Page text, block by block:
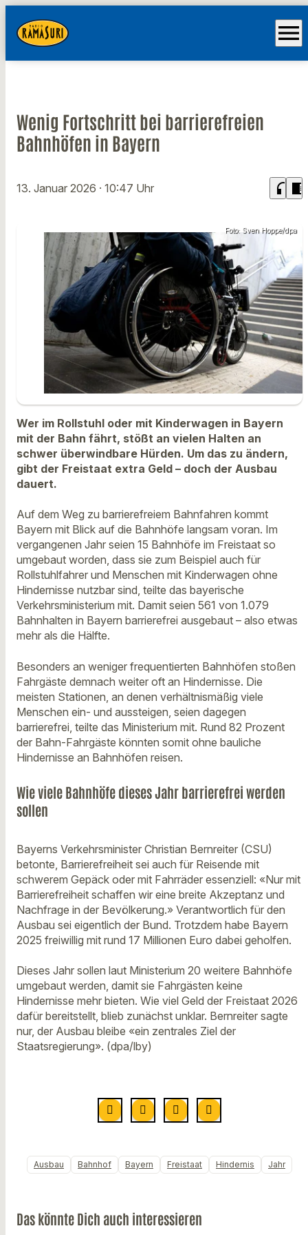
menu
Wenig Fortschritt bei barrierefreien
Bahnhöfen in Bayern
13. Januar 2026 · 10:47 Uhr headphones chrome_reader_mode
Foto: Sven Hoppe/dpa
Wer im Rollstuhl oder mit Kinderwagen in Bayern
mit der Bahn fährt, stößt an vielen Halten an
schwer überwindbare Hürden. Um das zu ändern,
gibt der Freistaat extra Geld – doch der Ausbau
dauert.
Auf dem Weg zu barrierefreiem Bahnfahren kommt
Bayern mit Blick auf die Bahnhöfe langsam voran. Im
vergangenen Jahr seien 15 Bahnhöfe im Freistaat so
umgebaut worden, dass sie zum Beispiel auch für
Rollstuhlfahrer und Menschen mit Kinderwagen ohne
Hindernisse nutzbar sind, teilte das bayerische
Verkehrsministerium mit. Damit seien 561 von 1.079
Bahnhalten in Bayern barrierefrei ausgebaut – also etwas
mehr als die Hälfte.
Besonders an weniger frequentierten Bahnhöfen stoßen
Fahrgäste demnach weiter oft an Hindernisse. Die
meisten Stationen, an denen verhältnismäßig viele
Menschen ein- und aussteigen, seien dagegen
barrierefrei, teilte das Ministerium mit. Rund 82 Prozent
der Bahn-Fahrgäste könnten somit ohne bauliche
Hindernisse an Bahnhöfen reisen.
Wie viele Bahnhöfe dieses Jahr barrierefrei werden
sollen
Bayerns Verkehrsminister Christian Bernreiter (CSU)
betonte, Barrierefreiheit sei auch für Reisende mit
schwerem Gepäck oder mit Fahrräder essenziell: «Nur mit
Barrierefreiheit schaffen wir eine breite Akzeptanz und
Nachfrage in der Bevölkerung.» Verantwortlich für den
Ausbau sei eigentlich der Bund. Trotzdem habe Bayern
2025 freiwillig mit rund 17 Millionen Euro dabei geholfen.
Dieses Jahr sollen laut Ministerium 20 weitere Bahnhöfe
umgebaut werden, damit sie Fahrgästen keine
Hindernisse mehr bieten. Wie viel Geld der Freistaat 2026
dafür bereitstellt, blieb zunächst unklar. Bernreiter sagte
nur, der Ausbau bleibe «ein zentrales Ziel der
Staatsregierung». (dpa/lby)
Ausbau Bahnhof Bayern Freistaat Hindernis Jahr
Das könnte Dich auch interessieren